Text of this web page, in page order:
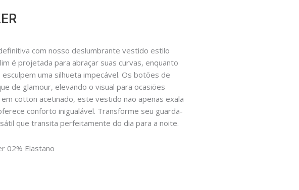
com nosso deslumbrante vestido estilo
é projetada para abraçar suas curvas, enquanto
uma silhueta impecável. Os botões de
de glamour, elevando o visual para ocasiões
em cotton acetinado, este vestido não apenas exala
conforto inigualável. Transforme seu guarda-
que transita perfeitamente do dia para a noite.
02% Elastano